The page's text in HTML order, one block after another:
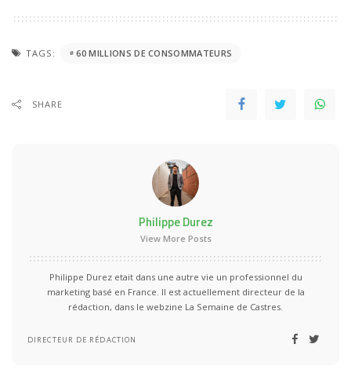
TAGS: 60 MILLIONS DE CONSOMMATEURS
SHARE
Philippe Durez
View More Posts
Philippe Durez etait dans une autre vie un professionnel du
marketing basé en France. Il est actuellement directeur de la
rédaction, dans le webzine La Semaine de Castres.
DIRECTEUR DE RÉDACTION